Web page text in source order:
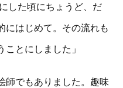
した頃にちょうど、だ
にはじめて。その流れも
とにしました」
師でもありました。趣味